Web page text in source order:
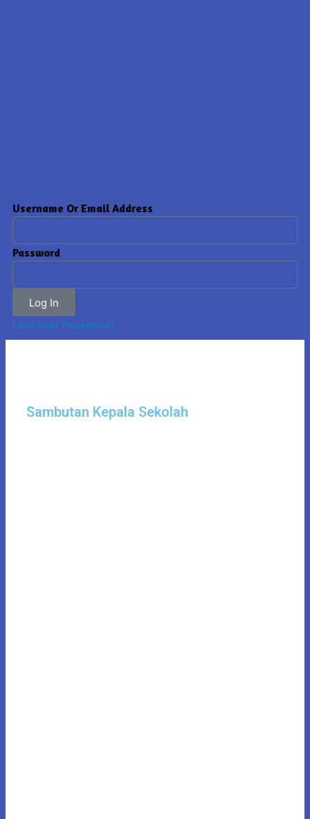
Username Or Email Address
Password
Log In
Lost Your Password?
Sambutan Kepala Sekolah